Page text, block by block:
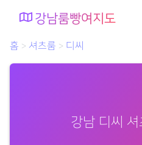
강남룸빵여지도
홈 > 셔츠룸 > 디씨
강남 디씨